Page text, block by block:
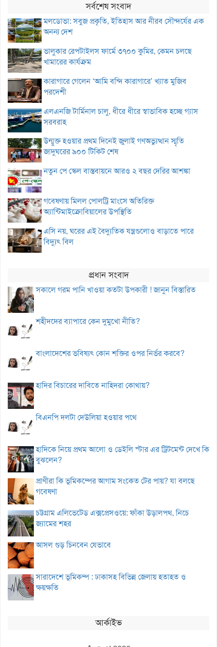
সর্বশেষ সংবাদ
মলডোভা: সবুজ প্রকৃতি, ইতিহাস আর নীরব সৌন্দর্যের এক
অনন্য দেশ
ভালুকার রেপটাইলস ফার্মে ৩৭০০ কুমির, কেমন চলছে
খামারের কার্যক্রম
কারাগারে গেলেন ‘আমি বন্দি কারাগারে’ খ্যাত মুজিব
পরদেশী
এলএনজি টার্মিনাল চালু, ধীরে ধীরে স্বাভাবিক হচ্ছে গ্যাস
সরবরাহ
উন্মুক্ত হওয়ার প্রথম দিনেই জুলাই গণঅভ্যুত্থান স্মৃতি
জাদুঘরের ৯০০ টিকিট শেষ
নতুন পে স্কেল বাস্তবায়নে আরও ২ বছর দেরির আশঙ্কা
গবেষণায় মিলল পোলট্রি মাংসে অতিরিক্ত
অ্যান্টিমাইক্রোবিয়ালের উপস্থিতি
এসি নয়, ঘরের এই বৈদ্যুতিক যন্ত্রগুলোও বাড়াতে পারে
বিদ্যুৎ বিল
প্রধান সংবাদ
সকালে গরম পানি খাওয়া কতটা উপকারী ! জানুন বিস্তারিত
শহীদদের ব্যাপারে কেন দুমুখো নীতি?
বাংলাদেশের ভবিষ্যৎ কোন শক্তির ওপর নির্ভর করবে?
হাদির বিচারের দাবিতে নাহিদরা কোথায়?
বিএনপি দলটা দেউলিয়া হওয়ার পথে
হাদিকে নিয়ে প্রথম আলো ও ডেইলি স্টার এর ট্রিটমেন্ট দেখে কি
বুঝলেন?
প্রাণীরা কি ভূমিকম্পের আগাম সংকেত টের পায়? যা বলছে
গবেষণা
চট্টগ্রাম এলিভেটেড এক্সপ্রেসওয়ে: ফাঁকা উড়ালপথ, নিচে
জ্যামের শহর
আসল গুড় চিনবেন যেভাবে
সারাদেশে ভূমিকম্প : ঢাকাসহ বিভিন্ন জেলায় হতাহত ও
ক্ষয়ক্ষতি
আর্কাইভ